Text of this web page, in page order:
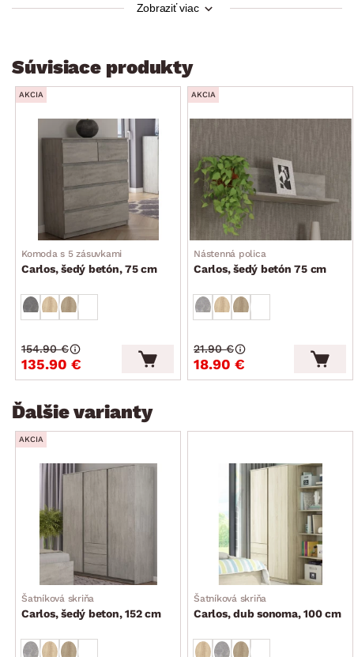
stabilná
Zobraziť viac
Súvisiace produkty
AKCIA
Komoda s 5 zásuvkami
Carlos, šedý betón, 75 cm
135.90 €
154.90 €
AKCIA
Nástenná polica
Carlos, šedý betón 75 cm
18.90 €
21.90 €
Ďalšie varianty
AKCIA
Šatníková skriňa
Carlos, šedý beton, 152 cm
Šatníková skriňa
Carlos, dub sonoma, 100 cm